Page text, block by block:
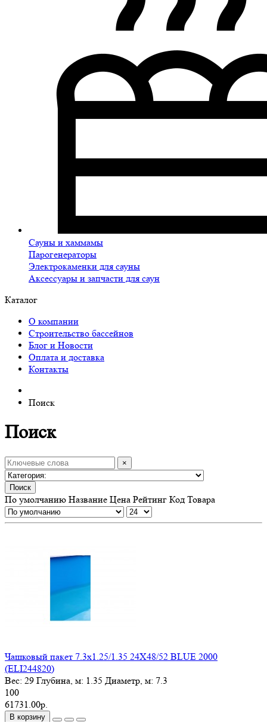
Сауны и хаммамы
Парогенераторы
Электрокаменки для сауны
Аксессуары и запчасти для саун
Каталог
О компании
Строительство бассейнов
Блог и Новости
Оплата и доставка
Контакты
Поиск
Поиск
×
Поиск
По умолчанию Название Цена Рейтинг Код Товара
Чашковый пакет 7.3х1.25/1.35 24X48/52 BLUE 2000
(ELI244820)
Вес: 29 Глубина, м: 1.35 Диаметр, м: 7.3
100
61731.00р.
В корзину